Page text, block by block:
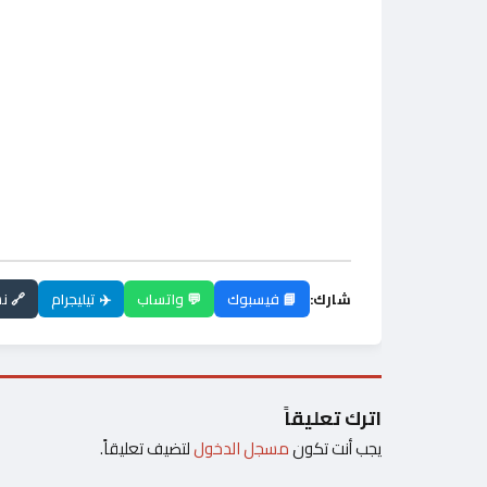
شارك: 📘 فيسبوك 💬 واتساب ✈️ تيليجرام 🔗
اترك تعليقاً
يجب أنت تكونمسجل الدخوللتضيف تعليقاً.